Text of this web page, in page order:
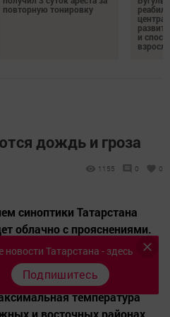
повторную тонировку
центра
и
дождь и гроза
1155 0 0
синоптики Татарстана
облачно с прояснениями.
дождь. Днем в
местами гроза.
ночью составит от
температура
и восточных районах
новости Татарстана - здесь
Подпишитесь